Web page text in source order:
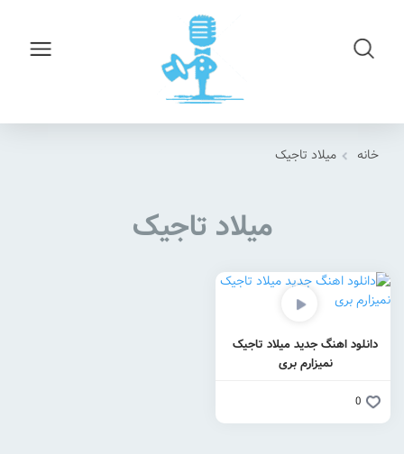
خانه میلاد تاجیک
میلاد تاجیک
دانلود اهنگ جدید میلاد تاجیک
نمیزارم بری
0